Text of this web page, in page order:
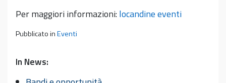
Per maggiori informazioni:locandine eventi
Pubblicato inEventi
In News: